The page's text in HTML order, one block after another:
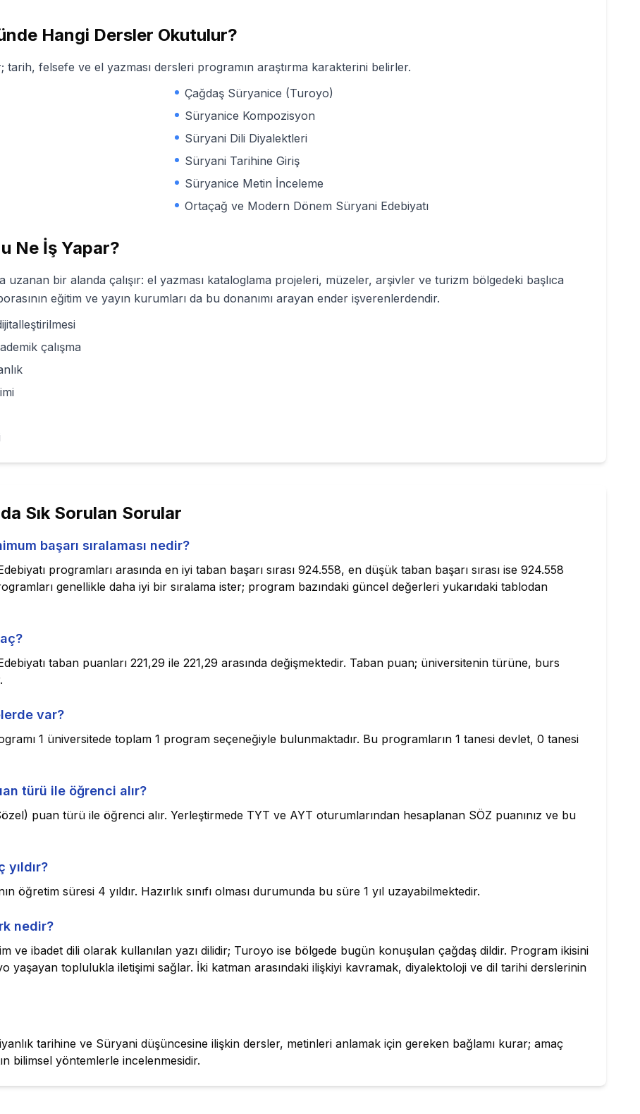
Hangi Dersler Okutulur?
felsefe ve el yazması dersleri programın araştırma karakterini belirler.
Çağdaş Süryanice (Turoyo)
Süryanice Kompozisyon
Süryani Dili Diyalektleri
Süryani Tarihine Giriş
Süryanice Metin İnceleme
Ortaçağ ve Modern Dönem Süryani Edebiyatı
Ne İş Yapar?
bir alanda çalışır: el yazması kataloglama projeleri, müzeler, arşivler ve turizm bölgedeki başlıca
eğitim ve yayın kurumları da bu donanımı arayan ender işverenlerdendir.
çalışma
Sık Sorulan Sorular
başarı sıralaması nedir?
programları arasında en iyi taban başarı sırası 924.558, en düşük taban başarı sırası ise 924.558
genellikle daha iyi bir sıralama ister; program bazındaki güncel değerleri yukarıdaki tablodan
taban puanları 221,29 ile 221,29 arasında değişmektedir. Taban puan; üniversitenin türüne, burs
var?
1 üniversitede toplam 1 program seçeneğiyle bulunmaktadır. Bu programların 1 tanesi devlet, 0 tanesi
türü ile öğrenci alır?
puan türü ile öğrenci alır. Yerleştirmede TYT ve AYT oturumlarından hesaplanan SÖZ puanınız ve bu
öğretim süresi 4 yıldır. Hazırlık sınıfı olması durumunda bu süre 1 yıl uzayabilmektedir.
nedir?
ve ibadet dili olarak kullanılan yazı dilidir; Turoyo ise bölgede bugün konuşulan çağdaş dildir. Program ikisini
yaşayan toplulukla iletişimi sağlar. İki katman arasındaki ilişkiyi kavramak, diyalektoloji ve dil tarihi derslerinin
tarihine ve Süryani düşüncesine ilişkin dersler, metinleri anlamak için gereken bağlamı kurar; amaç
bilimsel yöntemlerle incelenmesidir.